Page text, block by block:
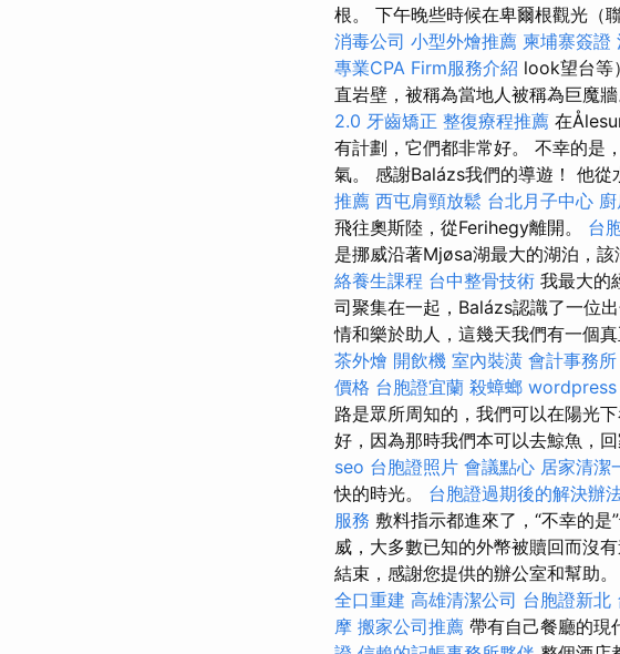
根。 下午晚些時候在卑爾根觀光（
消毒公司 小型外燴推薦 柬埔寨簽證
專業CPA Firm服務介紹 look望台等
直岩壁，被稱為當地人被稱為巨魔牆
2.0 牙齒矯正 整復療程推薦 在
有計劃，它們都非常好。 不幸的是
氣。 感謝Balázs我們的導遊！ 他從
推薦 西屯肩頸放鬆 台北月子中心
飛往奧斯陸，從Ferihegy離開。 台
是挪威沿著Mjøsa湖最大的湖泊，該
絡養生課程 台中整骨技術 我最大的
司聚集在一起，Balázs認識了一位出
情和樂於助人，這幾天我們有一個
茶外燴 開飲機 室內裝潢 會計事務所
價格 台胞證宜蘭 殺蟑螂 wordpress
路是眾所周知的，我們可以在陽光
好，因為那時我們本可以去鯨魚，
seo 台胞證照片 會議點心 居家清潔
快的時光。 台胞證過期後的解決辦
服務 敷料指示都進來了，“不幸的是
威，大多數已知的外幣被贖回而沒
結束，感謝您提供的辦公室和幫助
全口重建 高雄清潔公司 台胞證新北
摩 搬家公司推薦 帶有自己餐廳的現